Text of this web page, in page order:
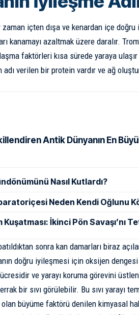
zaman içten dışa ve kenardan içe
kanamayı azaltmak üzere daralır.
faktörleri kısa sürede yaraya
verilen bir protein vardır ve ağ
Antik Dünyanın En
Nasıl Kutlardı?
Neden Kendi Oğlunu
İkinci Pön Savaşı’nı
sonra kan damarları biraz
doğru iyileşmesi için oksijen
ve yarayı koruma görevini
bir sıvı görülebilir. Bu sıvı yarayı
olan büyüme faktörü denilen kimyasal